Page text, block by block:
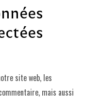
site web, les
mais aussi